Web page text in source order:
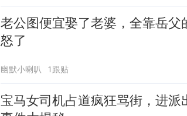
老公图便宜娶了老婆，全靠岳
怒了
幽默小喇叭 1跟贴
宝马女司机占道疯狂骂街，进